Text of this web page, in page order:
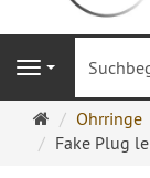
Navigation
Ohrringe
Ohrstecker
Ohrringe
Fake Plug